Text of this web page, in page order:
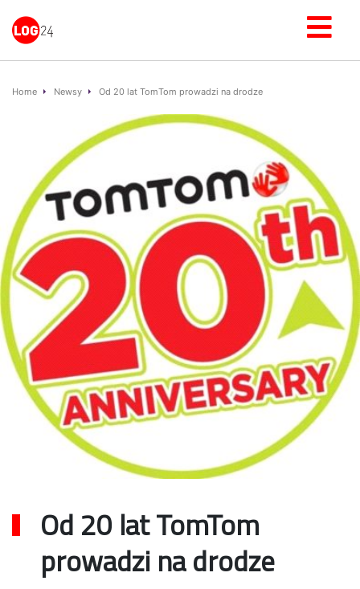
Home Newsy Od 20 lat TomTom prowadzi na drodze
Od 20 lat TomTom
prowadzi na drodze